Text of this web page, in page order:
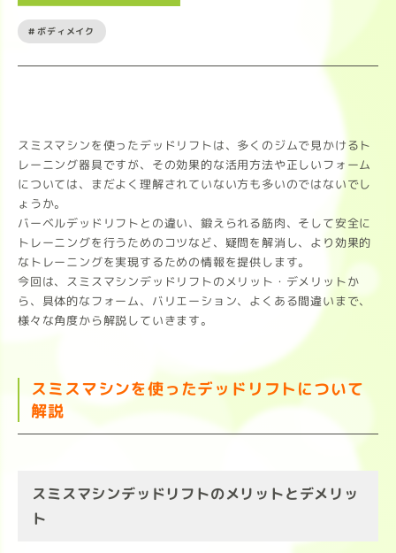
#ボディメイク
スミスマシンを使ったデッドリフトは、多くのジムで見かけるト
レーニング器具ですが、その効果的な活用方法や正しいフォーム
については、まだよく理解されていない方も多いのではないでし
ょうか。
バーベルデッドリフトとの違い、鍛えられる筋肉、そして安全に
トレーニングを行うためのコツなど、疑問を解消し、より効果的
なトレーニングを実現するための情報を提供します。
今回は、スミスマシンデッドリフトのメリット・デメリットか
ら、具体的なフォーム、バリエーション、よくある間違いまで、
様々な角度から解説していきます。
スミスマシンを使ったデッドリフトについて
解説
スミスマシンデッドリフトのメリットとデメリッ
ト